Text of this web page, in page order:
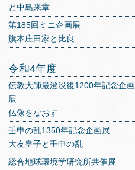
と中島来章
第185回ミニ企画展
旗本庄田家と比良
令和4年度
伝教大師最澄没後1200年記念企画
展
仏像をなおす
壬申の乱1350年記念企画展
大友皇子と壬申の乱
総合地球環境学研究所共催展